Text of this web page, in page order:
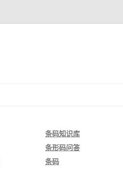
条码知识库
条形码问答
条码